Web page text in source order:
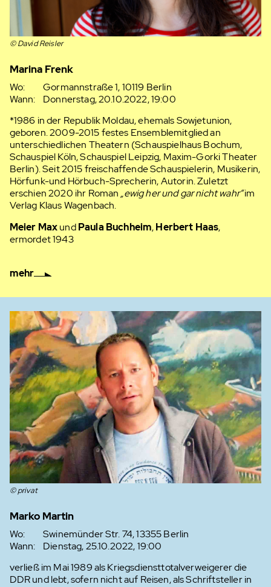
© David Reisler
Marina Frenk
Wo:
Gormannstraße 1, 10119 Berlin
Wann:
Donnerstag, 20.10.2022, 19:00
*1986 in der Republik Moldau, ehemals Sowjetunion,
geboren. 2009-2015 festes Ensemblemitglied an
unterschiedlichen Theatern (Schauspielhaus Bochum,
Schauspiel Köln, Schauspiel Leipzig, Maxim-Gorki Theater
Berlin). Seit 2015 freischaffende Schauspielerin, Musikerin,
Hörfunk-und Hörbuch-Sprecherin, Autorin. Zuletzt
erschien 2020 ihr Roman„ewig her und gar nicht wahr“im
Verlag Klaus Wagenbach.
Meier MaxundPaula Buchheim,Herbert Haas,
ermordet 1943
mehr
© privat
Marko Martin
Wo:
Swinemünder Str. 74, 13355 Berlin
Wann:
Dienstag, 25.10.2022, 19:00
verließ im Mai 1989 als Kriegsdiensttotalverweigerer die
DDR und lebt, sofern nicht auf Reisen, als Schriftsteller in